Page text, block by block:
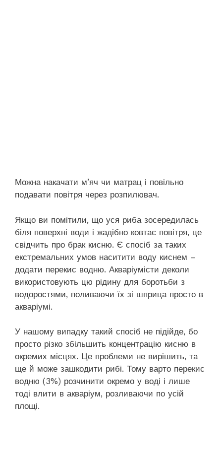
Можна накачати м’яч чи матрац і повільно
подавати повітря через розпилювач.
Якщо ви помітили, що уся риба зосередилась
біля поверхні води і жадібно ковтає повітря, це
свідчить про брак кисню. Є спосіб за таких
екстремальних умов наситити воду киснем –
додати перекис водню. Акваріумісти деколи
використовують цю рідину для боротьби з
водоростями, поливаючи їх зі шприца просто в
акваріумі.
У нашому випадку такий спосіб не підійде, бо
просто різко збільшить концентрацію кисню в
окремих місцях. Це проблеми не вирішить, та
ще й може зашкодити рибі. Тому варто перекис
водню (3%) розчинити окремо у воді і лише
тоді влити в акваріум, розливаючи по усій
площі.